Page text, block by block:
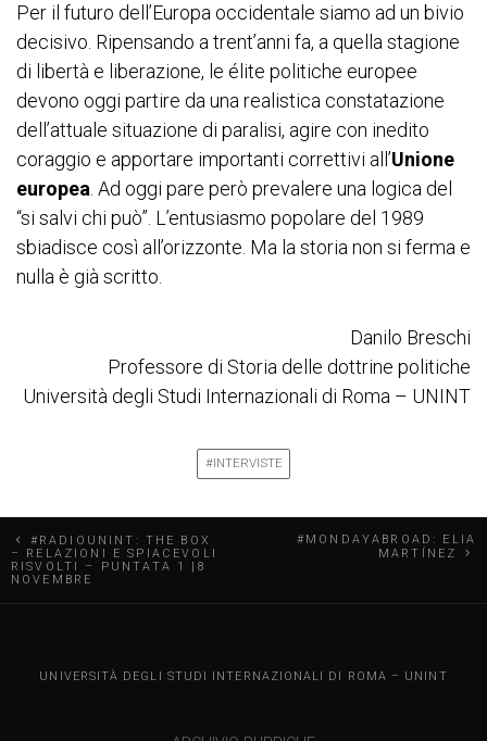
Per il futuro dell’Europa occidentale siamo ad un bivio
decisivo. Ripensando a trent’anni fa, a quella stagione
di libertà e liberazione, le élite politiche europee
devono oggi partire da una realistica constatazione
dell’attuale situazione di paralisi, agire con inedito
coraggio e apportare importanti correttivi all’Unione
europea. Ad oggi pare però prevalere una logica del
“si salvi chi può”. L’entusiasmo popolare del 1989
sbiadisce così all’orizzonte. Ma la storia non si ferma e
nulla è già scritto.
Danilo Breschi
Professore di Storia delle dottrine politiche
Università degli Studi Internazionali di Roma – UNINT
#INTERVISTE
N
a
#RADIOUNINT: THE BOX
– RELAZIONI E SPIACEVOLI
RISVOLTI – PUNTATA 1 |8
NOVEMBRE
#MONDAYABROAD: ELIA
MARTÍNEZ
UNINT BLOG
UNIVERSITÀ DEGLI STUDI INTERNAZIONALI DI ROMA – UNINT